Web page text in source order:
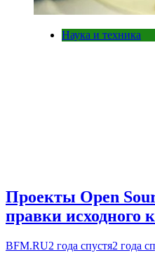
Наука и техника
Проекты Open
правки исходного
BFM.RU2 года спустя2 года